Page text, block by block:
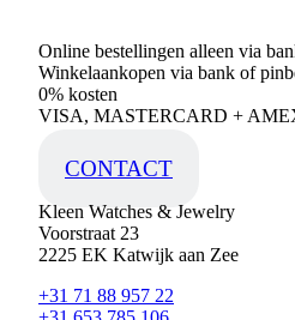
Online bestellingen alleen via
Winkelaankopen via bank of
0% kosten
VISA, MASTERCARD +
CONTACT
Kleen Watches & Jewelry
Voorstraat 23
2225 EK Katwijk aan Zee
+31 71 88 957 22